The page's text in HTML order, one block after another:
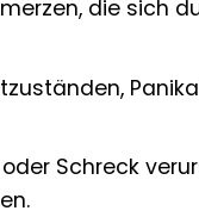
die sich
Schreck